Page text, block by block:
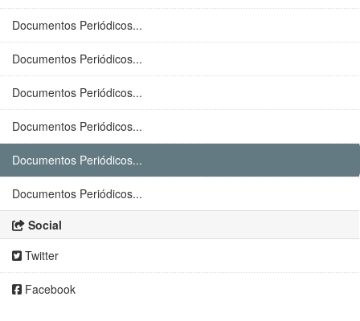
Documentos Periódicos...
Documentos Periódicos...
Documentos Periódicos...
Documentos Periódicos...
Documentos Periódicos...
Documentos Periódicos...
Social
Twitter
Facebook